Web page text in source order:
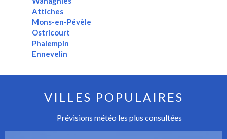
Attiches
Mons-en-Pévèle
Ostricourt
Phalempin
Ennevelin
VILLES POPULAIRES
Prévisions météo les plus consultées